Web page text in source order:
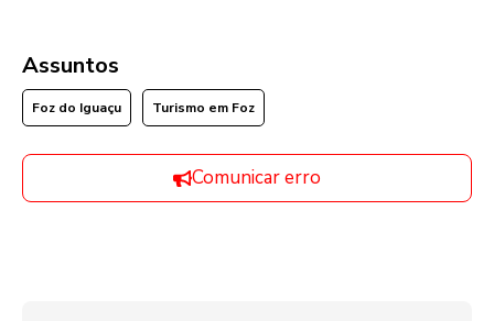
Assuntos
Foz do Iguaçu Turismo em Foz
Comunicar erro